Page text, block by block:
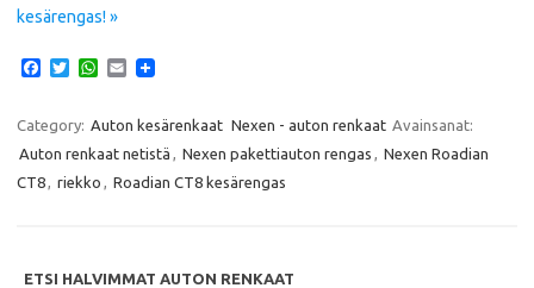
kesärengas! »
e
o
o
T
t
e
r
W
t
A
p
E
i
Category: Auton kesärenkaat Nexen - auton renkaat Avainsanat:
Auton renkaat netistä
Nexen pakettiauton rengas
Nexen Roadian
CT8
riekko Roadian CT8 kesärengas
ETSI HALVIMMAT AUTON RENKAAT